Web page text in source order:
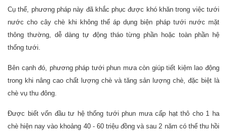
Cụ thể, phương pháp này đã khắc phục được khó khăn trong việc tưới
nước cho cây chè khi không thể áp dụng biện pháp tưới nước mặt
thông thường, dễ dàng tự động tháo từng phần hoặc toàn phần hệ
thống tưới.
Bên cạnh đó, phương pháp tưới phun mưa còn giúp tiết kiệm lao động
trong khi nâng cao chất lượng chè và tăng sản lượng chè, đặc biệt là
chè vụ thu đông.
Được biết vốn đầu tư hệ thống tưới phun mưa cấp hạt thô cho 1 ha
chè hiện nay vào khoảng 40 - 60 triệu đồng và sau 2 năm có thể thu hồi